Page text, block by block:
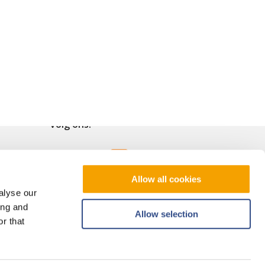
our
and
that
Allow all cookies
Allow selection
Volg ons!